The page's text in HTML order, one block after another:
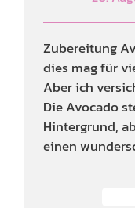
Zubereitung
dies mag für
Aber ich
Die Avocado
Hintergrund,
einen